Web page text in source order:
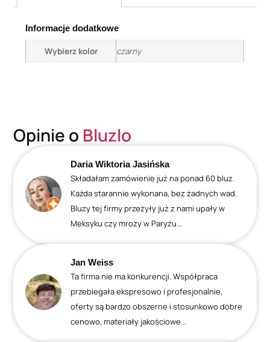
Informacje dodatkowe
Wybierz kolor czarny
Opinie o Bluzlo
Daria Wiktoria Jasińska
Składałam zamówienie już na ponad 60 bluz.
Każda starannie wykonana, bez żadnych wad.
Bluzy tej firmy przeżyły już z nami upały w
Meksyku czy mrozy w Paryżu...
Jan Weiss
Ta firma nie ma konkurencji. Współpraca
przebiegała ekspresowo i profesjonalnie,
oferty są bardzo obszerne i stosunkowo dobre
cenowo, materiały jakościowe...